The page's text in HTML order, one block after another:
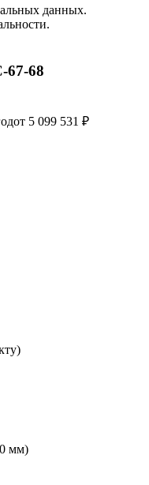
данных.
67-68
от 5 099 531 ₽
мм)